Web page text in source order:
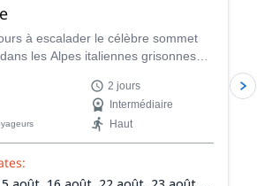
à escalader le célèbre sommet
les Alpes italiennes grisonnes
2 jours
Intermédiaire
Haut